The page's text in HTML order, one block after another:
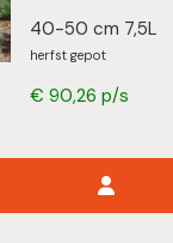
40-50 cm 7,5L
herfst gepot
€ 90,26 p/s